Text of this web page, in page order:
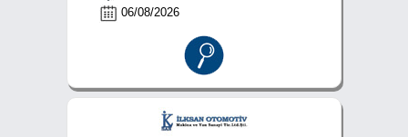
06/08/2026